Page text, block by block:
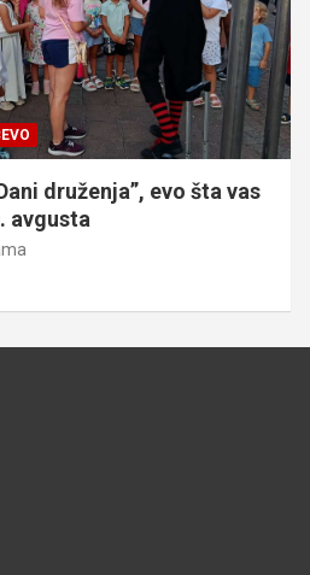
druženja”, evo šta vas
avgusta